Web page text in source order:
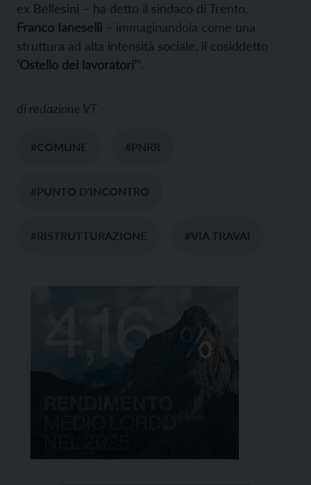
ex Bellesini – ha detto il sindaco di Trento,
Franco Ianeselli – immaginandola come una
struttura ad alta intensità sociale, il cosiddetto
‘Ostello dei lavoratori’“.
di redazione VT
#COMUNE #PNRR
#PUNTO D'INCONTRO
#RISTRUTTURAZIONE #VIA TRAVAI